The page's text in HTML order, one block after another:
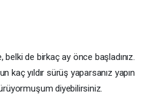
de birkaç ay önce başladınız.
yıldır sürüş yaparsanız yapın
diyebilirsiniz.